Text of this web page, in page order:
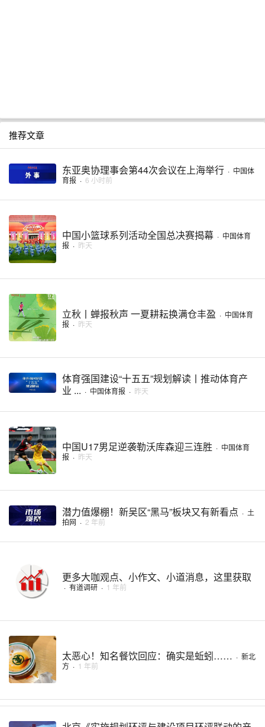
推荐文章
东亚奥协理事会第44次会议在上海举行 · 中国体
育报 · 6 小时前
中国小篮球系列活动全国总决赛揭幕 · 中国体育
报 · 昨天
立秋丨蝉报秋声 一夏耕耘换满仓丰盈 · 中国体育
报 · 昨天
体育强国建设“十五五”规划解读丨推动体育产
业 ... · 中国体育报 · 昨天
中国U17男足逆袭勒沃库森迎三连胜 · 中国体育
报 · 昨天
潜力值爆棚！新吴区“黑马”板块又有新看点 · 土
拍网 · 2 年前
更多大咖观点、小作文、小道消息，这里获取
· 有道调研 · 1 年前
太恶心！知名餐饮回应：确实是蚯蚓…… · 新北
方 · 1 年前